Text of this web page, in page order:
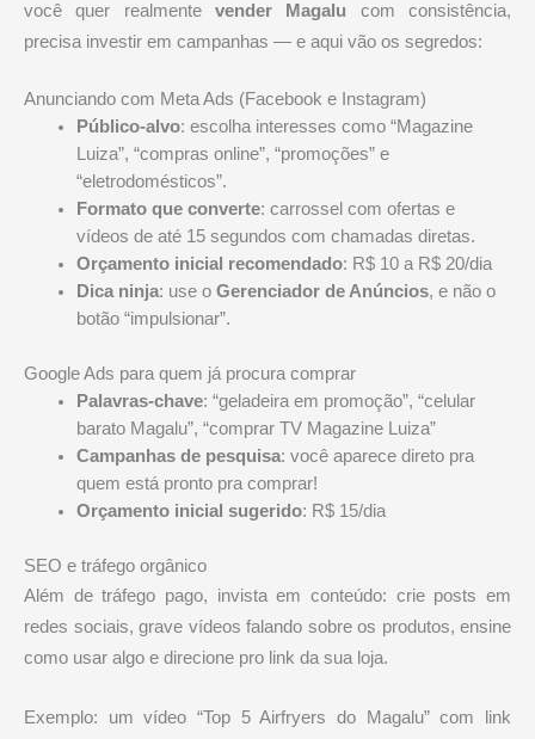
você quer realmente vender Magalu com consistência,
precisa investir em campanhas — e aqui vão os segredos:
Anunciando com Meta Ads (Facebook e Instagram)
Público-alvo: escolha interesses como “Magazine
Luiza”, “compras online”, “promoções” e
“eletrodomésticos”.
Formato que converte: carrossel com ofertas e
vídeos de até 15 segundos com chamadas diretas.
Orçamento inicial recomendado: R$ 10 a R$ 20/dia
Dica ninja: use o Gerenciador de Anúncios, e não o
botão “impulsionar”.
Google Ads para quem já procura comprar
Palavras-chave: “geladeira em promoção”, “celular
barato Magalu”, “comprar TV Magazine Luiza”
Campanhas de pesquisa: você aparece direto pra
quem está pronto pra comprar!
Orçamento inicial sugerido: R$ 15/dia
SEO e tráfego orgânico
Além de tráfego pago, invista em conteúdo: crie posts em
redes sociais, grave vídeos falando sobre os produtos, ensine
como usar algo e direcione pro link da sua loja.
Exemplo: um vídeo “Top 5 Airfryers do Magalu” com link